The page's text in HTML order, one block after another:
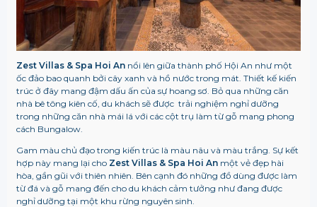
Zest Villas & Spa Hoi Annổi lên giữa thành phố Hội An như một
ốc đảo bao quanh bởi cây xanh và hồ nước trong mát. Thiết kế kiến
trúc ở đây mang đậm dấu ấn của sự hoang sơ. Bỏ qua những căn
nhà bê tông kiên cố, du khách sẽ được trải nghiệm nghỉ dưỡng
trong những căn nhà mái lá với các cột trụ làm từ gỗ mang phong
cách Bungalow.
Gam màu chủ đạo trong kiến trúc là màu nâu và màu trắng. Sự kết
hợp này mang lại cho Zest Villas & Spa Hoi Anmột vẻ đẹp hài
hòa, gần gũi với thiên nhiên. Bên cạnh đó những đồ dùng được làm
từ đá và gỗ mang đến cho du khách cảm tưởng như đang được
nghỉ dưỡng tại một khu rừng nguyên sinh.